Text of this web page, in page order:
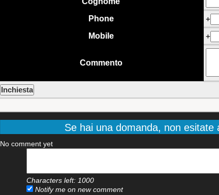
Phone
+
Mobile
+
Commento
Se hai una domanda, non esitate
No comment yet
Characters left: 1000
Notify me on new comment